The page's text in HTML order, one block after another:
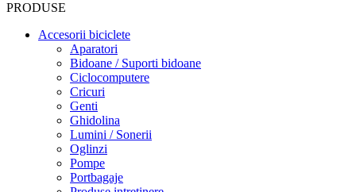
PRODUSE
Accesorii biciclete
Aparatori
Bidoane / Suporti bidoane
Ciclocomputere
Cricuri
Genti
Ghidolina
Lumini / Sonerii
Oglinzi
Pompe
Portbagaje